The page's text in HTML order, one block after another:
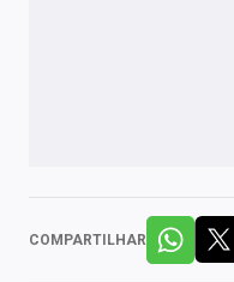
COMPARTILHAR